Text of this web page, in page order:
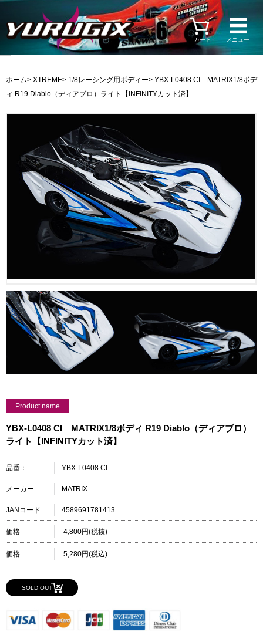
カート メニュー
ホーム> XTREME> 1/8レーシング用ボディー> YBX-L0408 CI MATRIX1/8ボデ
ィ R19 Diablo（ディアブロ）ライト【INFINITYカット済】
Product name
YBX-L0408 CI MATRIX1/8ボディ R19 Diablo（ディアブロ）
ライト【INFINITYカット済】
品番： YBX-L0408 CI
メーカー MATRIX
JANコード 4589691781413
価格 4,800円(税抜)
価格 5,280円(税込)
SOLD OUT